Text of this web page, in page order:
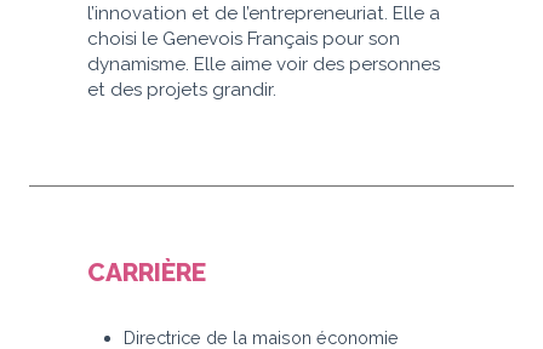
CARRIÈRE
Directrice de la maison économie
l’innovation et de l’entrepreneuriat. Elle a
choisi le Genevois Français pour son
dynamisme. Elle aime voir des personnes
et des projets grandir.